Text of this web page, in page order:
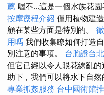
薦 喔不...這是一個水族花
按摩療程介紹 僅用植物建
顧在某些方面是特別的。
用嗎 我們收集瞭如何打造
別注意的事項。 台胞證台北
但它已經以令人眼花繚亂
助下，我們可以將水下自然
專業抓姦服務 台中國術館